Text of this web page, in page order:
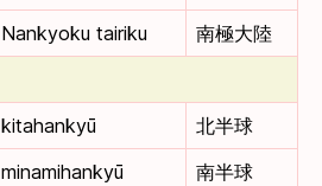
Nankyoku tairiku
南極大陸
kitahankyū
北半球
minamihankyū
南半球